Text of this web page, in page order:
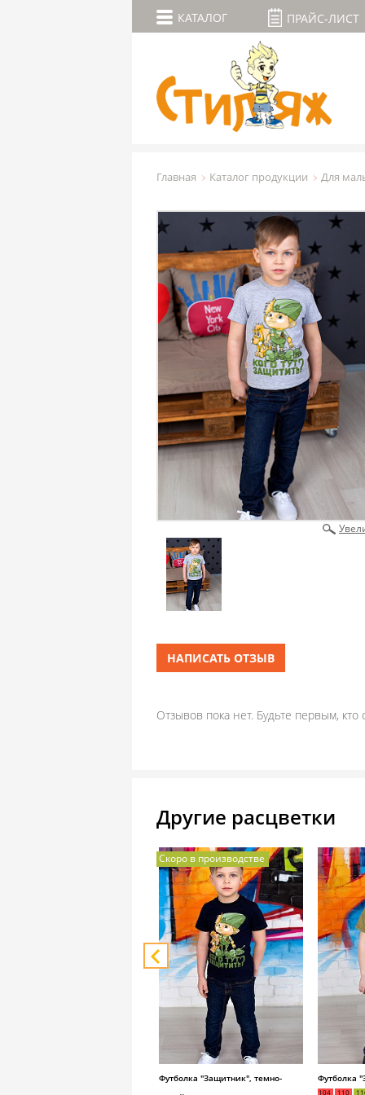
КАТАЛОГ ПРАЙС-ЛИСТ
Главная Каталог продукции Для
НАПИСАТЬ ОТЗЫВ
Отзывов пока нет. Будьте первым, кто
Другие расцветки
Скоро в производстве
Футболка "Защитник", темно-
Футболка
104 110